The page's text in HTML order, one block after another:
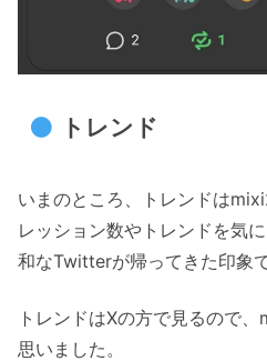
トレンド
いまのところ、トレンドは
レッション数やトレンドを気
和なTwitterが帰ってきた印象で
トレンドはXの方で見るので
思いました。